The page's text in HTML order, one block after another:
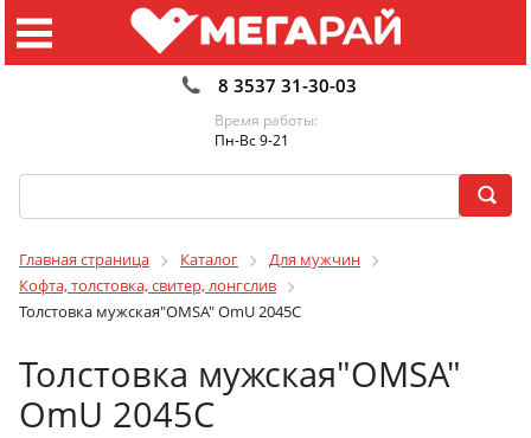
8 3537 31-30-03
Время работы:
Пн-Вс 9-21
Главная страница Каталог
Для мужчин
Кофта, толстовка, свитер, лонгслив
Толстовка мужская"OMSA" OmU 2045С
Толстовка мужская"OMSA"
OmU 2045С